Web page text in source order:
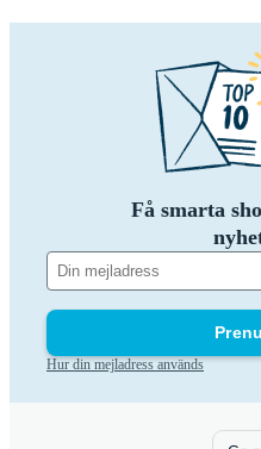
Få smarta
Hur din mejladress används